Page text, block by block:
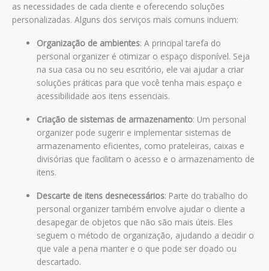
as necessidades de cada cliente e oferecendo soluções
personalizadas. Alguns dos serviços mais comuns incluem:
Organização de ambientes: A principal tarefa do
personal organizer é otimizar o espaço disponível. Seja
na sua casa ou no seu escritório, ele vai ajudar a criar
soluções práticas para que você tenha mais espaço e
acessibilidade aos itens essenciais.
Criação de sistemas de armazenamento: Um personal
organizer pode sugerir e implementar sistemas de
armazenamento eficientes, como prateleiras, caixas e
divisórias que facilitam o acesso e o armazenamento de
itens.
Descarte de itens desnecessários: Parte do trabalho do
personal organizer também envolve ajudar o cliente a
desapegar de objetos que não são mais úteis. Eles
seguem o método de organização, ajudando a decidir o
que vale a pena manter e o que pode ser doado ou
descartado.